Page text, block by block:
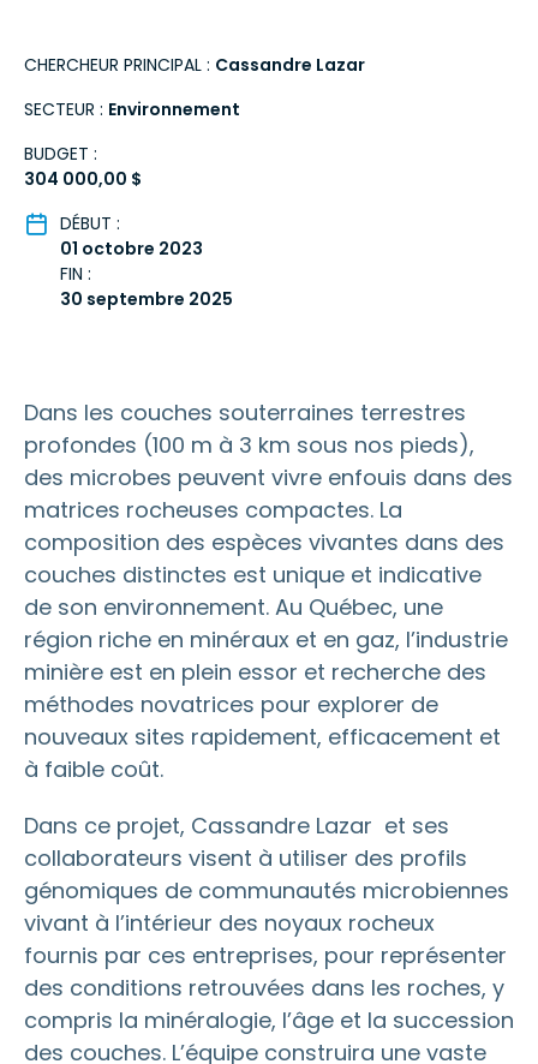
CHERCHEUR PRINCIPAL : Cassandre Lazar
SECTEUR : Environnement
BUDGET :
304 000,00 $
DÉBUT :
01 octobre 2023
FIN :
30 septembre 2025
Dans les couches souterraines terrestres
profondes (100 m à 3 km sous nos pieds),
des microbes peuvent vivre enfouis dans des
matrices rocheuses compactes. La
composition des espèces vivantes dans des
couches distinctes est unique et indicative
de son environnement. Au Québec, une
région riche en minéraux et en gaz, l’industrie
minière est en plein essor et recherche des
méthodes novatrices pour explorer de
nouveaux sites rapidement, efficacement et
à faible coût.
Dans ce projet, Cassandre Lazar et ses
collaborateurs visent à utiliser des profils
génomiques de communautés microbiennes
vivant à l’intérieur des noyaux rocheux
fournis par ces entreprises, pour représenter
des conditions retrouvées dans les roches, y
compris la minéralogie, l’âge et la succession
des couches. L’équipe construira une vaste